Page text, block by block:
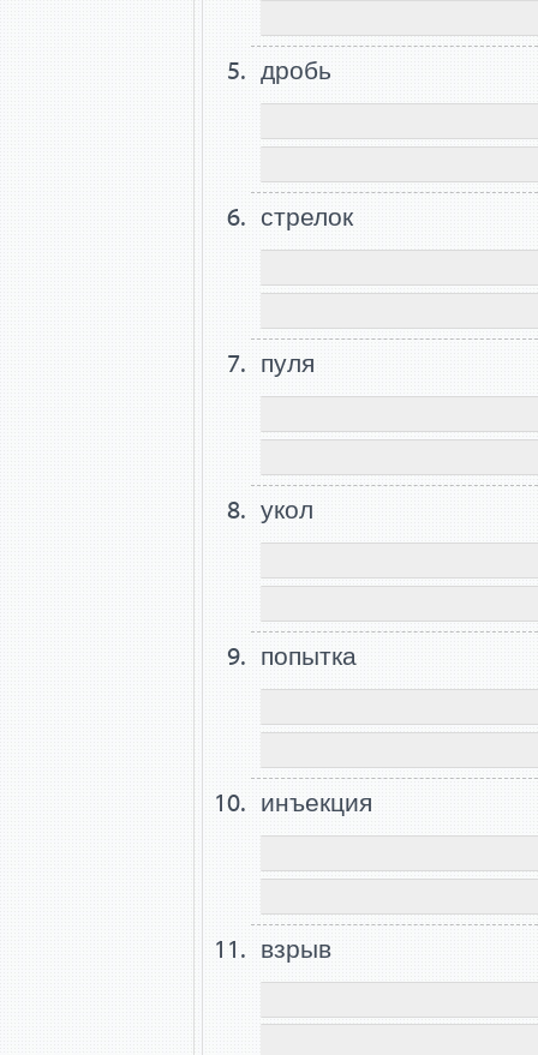
дробь
стрелок
пуля
укол
попытка
инъекция
взрыв